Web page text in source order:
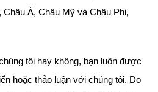
Á, Châu Mỹ và Châu Phi,
tôi hay không, bạn luôn được
hoặc thảo luận với chúng tôi. Do